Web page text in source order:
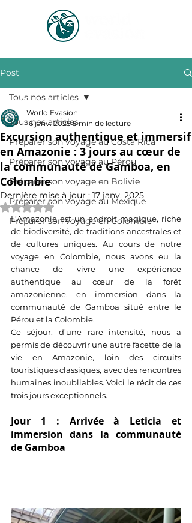
Post
Tous nos articles
Préparer son voyage au Costa Rica
Préparer son voyage au Pérou
Préparer son voyage en Bolivie
Préparer son voyage au Mexique
Préparer son voyage en Colombie
Tous nos articles
Excursion authentique et immersif
en Amazonie : 3 jours au cœur de
la communauté de Gamboa, en
Colombie
World Evasion
16 janv. 2025 5 min de lecture
Dernière mise à jour : 17 janv. 2025
Noté NaN étoiles sur 5.
L’Amazonie est un endroit magique, riche
de biodiversité, de traditions ancestrales et
de cultures uniques. Au cours de notre
voyage en Colombie, nous avons eu la
chance de vivre une expérience
authentique au cœur de la forêt
amazonienne, en immersion dans la
communauté de Gamboa situé entre le
Pérou et la Colombie.
Ce séjour, d’une rare intensité, nous a
permis de découvrir une autre facette de la
vie en Amazonie, loin des circuits
touristiques classiques, avec des rencontres
humaines inoubliables. Voici le récit de ces
trois jours exceptionnels.
Jour 1 : Arrivée à Leticia et
immersion dans la communauté
de Gamboa